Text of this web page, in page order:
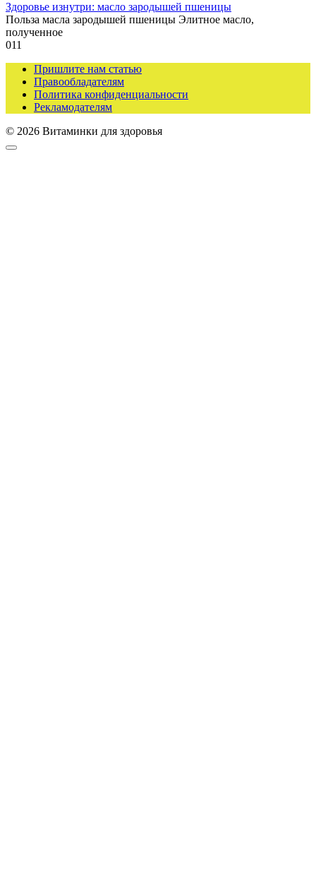
Здоровье изнутри: масло зародышей пшеницы
Польза масла зародышей пшеницы Элитное масло,
полученное
011
Пришлите нам статью
Правообладателям
Политика конфиденциальности
Рекламодателям
© 2026 Витаминки для здоровья